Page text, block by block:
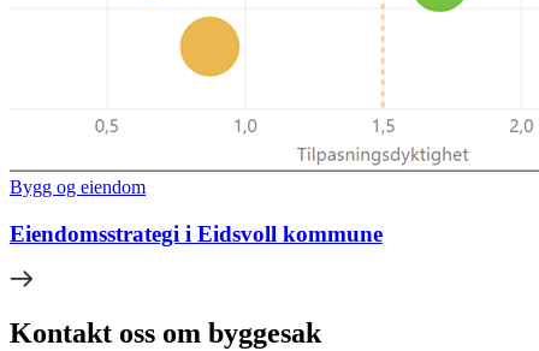
Bygg og eiendom
Eiendomsstrategi i Eidsvoll kommune
Kontakt oss om byggesak